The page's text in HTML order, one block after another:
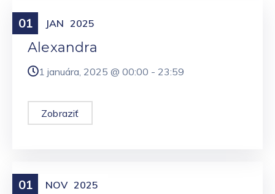
01 JAN 2025
Meniny
Alexandra
1 januára, 2025 @ 00:00 - 23:59
Zobraziť
01 NOV 2025
Meniny